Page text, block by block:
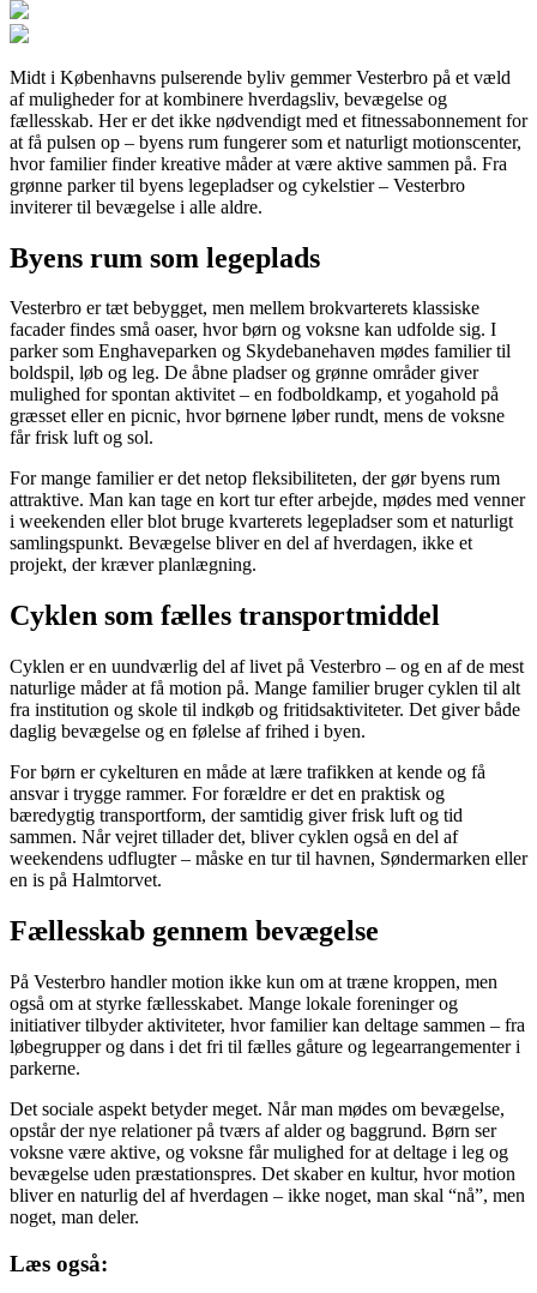
Midt i Københavns pulserende byliv gemmer Vesterbro på et væld
af muligheder for at kombinere hverdagsliv, bevægelse og
fællesskab. Her er det ikke nødvendigt med et fitnessabonnement for
at få pulsen op – byens rum fungerer som et naturligt motionscenter,
hvor familier finder kreative måder at være aktive sammen på. Fra
grønne parker til byens legepladser og cykelstier – Vesterbro
inviterer til bevægelse i alle aldre.
Byens rum som legeplads
Vesterbro er tæt bebygget, men mellem brokvarterets klassiske
facader findes små oaser, hvor børn og voksne kan udfolde sig. I
parker som Enghaveparken og Skydebanehaven mødes familier til
boldspil, løb og leg. De åbne pladser og grønne områder giver
mulighed for spontan aktivitet – en fodboldkamp, et yogahold på
græsset eller en picnic, hvor børnene løber rundt, mens de voksne
får frisk luft og sol.
For mange familier er det netop fleksibiliteten, der gør byens rum
attraktive. Man kan tage en kort tur efter arbejde, mødes med venner
i weekenden eller blot bruge kvarterets legepladser som et naturligt
samlingspunkt. Bevægelse bliver en del af hverdagen, ikke et
projekt, der kræver planlægning.
Cyklen som fælles transportmiddel
Cyklen er en uundværlig del af livet på Vesterbro – og en af de mest
naturlige måder at få motion på. Mange familier bruger cyklen til alt
fra institution og skole til indkøb og fritidsaktiviteter. Det giver både
daglig bevægelse og en følelse af frihed i byen.
For børn er cykelturen en måde at lære trafikken at kende og få
ansvar i trygge rammer. For forældre er det en praktisk og
bæredygtig transportform, der samtidig giver frisk luft og tid
sammen. Når vejret tillader det, bliver cyklen også en del af
weekendens udflugter – måske en tur til havnen, Søndermarken eller
en is på Halmtorvet.
Fællesskab gennem bevægelse
På Vesterbro handler motion ikke kun om at træne kroppen, men
også om at styrke fællesskabet. Mange lokale foreninger og
initiativer tilbyder aktiviteter, hvor familier kan deltage sammen – fra
løbegrupper og dans i det fri til fælles gåture og legearrangementer i
parkerne.
Det sociale aspekt betyder meget. Når man mødes om bevægelse,
opstår der nye relationer på tværs af alder og baggrund. Børn ser
voksne være aktive, og voksne får mulighed for at deltage i leg og
bevægelse uden præstationspres. Det skaber en kultur, hvor motion
bliver en naturlig del af hverdagen – ikke noget, man skal “nå”, men
noget, man deler.
Læs også: